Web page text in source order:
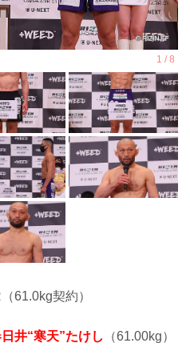
61.0kg契約）
井“寒天”たけし （61.00kg）